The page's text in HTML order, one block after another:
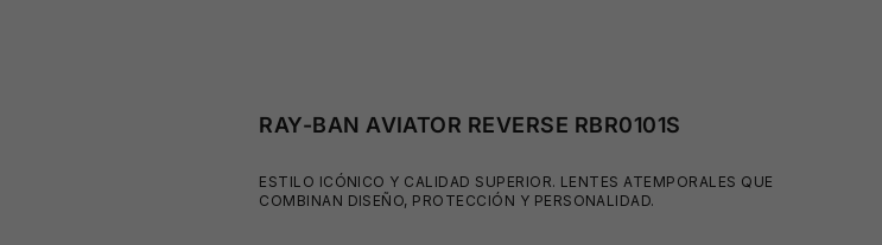
RAY-BAN AVIATOR REVERSE RBR0101S
ESTILO ICÓNICO Y CALIDAD SUPERIOR. LENTES ATEMPORALES QUE
COMBINAN DISEÑO, PROTECCIÓN Y PERSONALIDAD.